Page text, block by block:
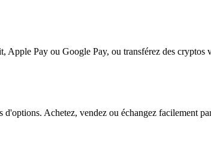
Apple Pay ou Google Pay, ou transférez des cryptos
Achetez, vendez ou échangez facilement